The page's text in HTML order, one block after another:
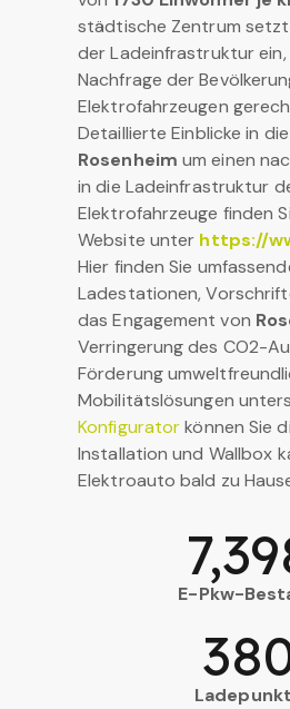
städtische Zentrum
der Ladeinfrastruktur
Nachfrage der
Elektrofahrzeugen
Detaillierte Einblicke in
Rosenheim um einen
in die Ladeinfrastruktur
Elektrofahrzeuge finden
Website unter https://
Hier finden Sie
Ladestationen,
das Engagement von
Verringerung des CO2-
Förderung
Mobilitätslösungen
Konfiguratorkönnen Sie
Installation und Wallbox
Elektroauto bald zu
E-Pkw-